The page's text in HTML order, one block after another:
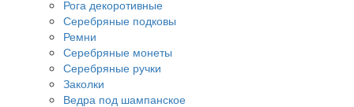
Рога декоротивные
Серебряные подковы
Ремни
Серебряные монеты
Серебряные ручки
Заколки
Ведра под шампанское